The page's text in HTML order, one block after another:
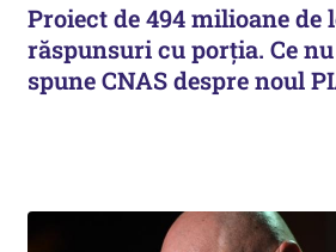
Proiect de 494 milioane de
răspunsuri cu porția. Ce nu
spune CNAS despre noul